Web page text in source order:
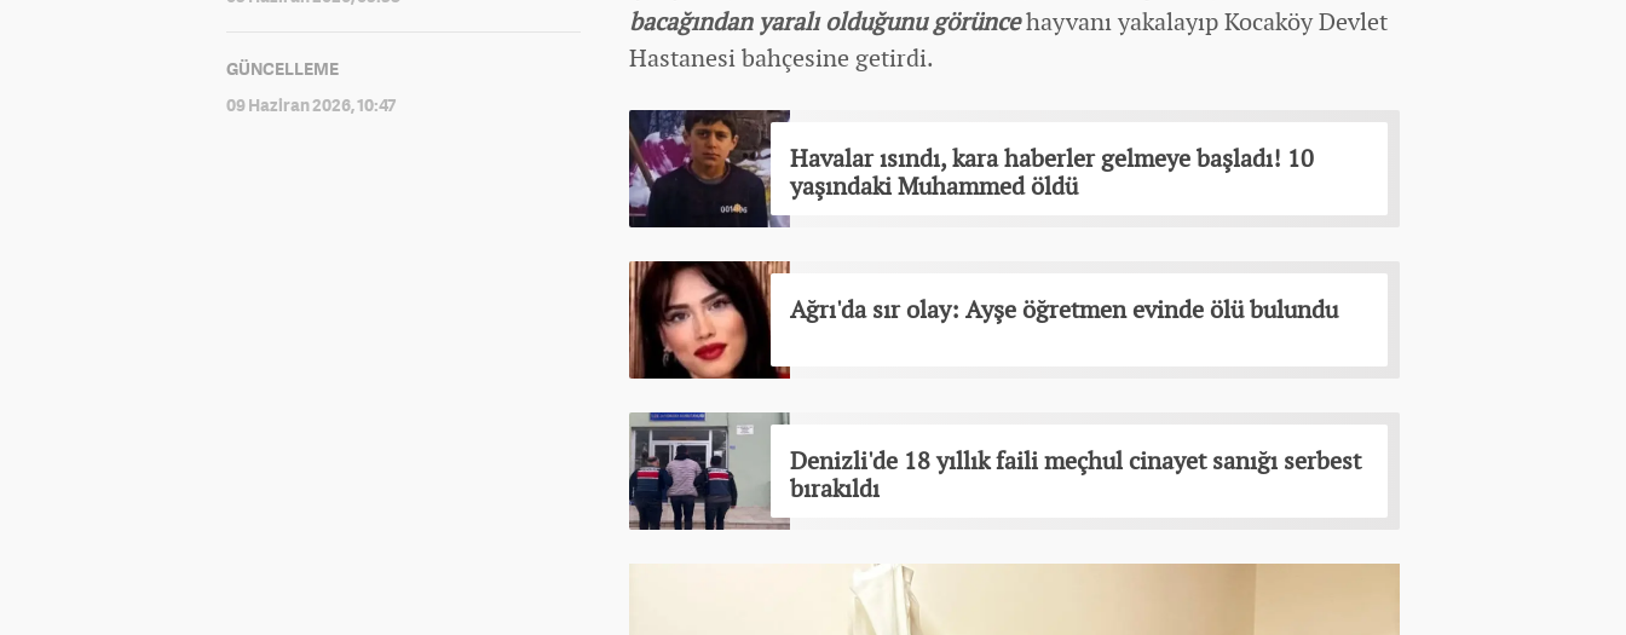
GÜNCELLEME
09 Haziran 2026, 10:47
bacağından yaralı olduğunu görüncehayvanı yakalayıp Kocaköy Devlet
Hastanesi bahçesine getirdi.
Havalar ısındı, kara haberler gelmeye başladı! 10
yaşındaki Muhammed öldü
Ağrı'da sır olay: Ayşe öğretmen evinde ölü bulundu
Denizli'de 18 yıllık faili meçhul cinayet sanığı serbest
bırakıldı